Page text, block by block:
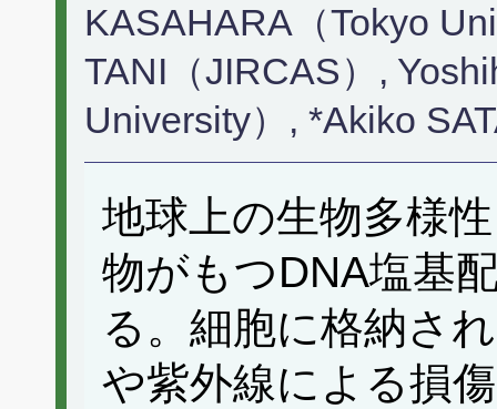
KASAHARA（Tokyo
TANI（JIRCAS）,
University）, *Akiko
地球上の生物多様
物がもつDNA塩基
る。細胞に格納さ
や紫外線による損